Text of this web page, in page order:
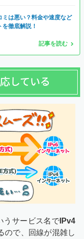
ミは悪い？料金や速度など
徹底解説！
記事を読む
している
うサービス名で IPv4
ので、回線が混雑し